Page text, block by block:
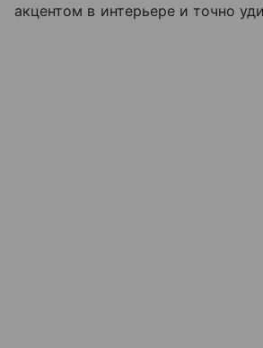
акцентом в интерьере и точно